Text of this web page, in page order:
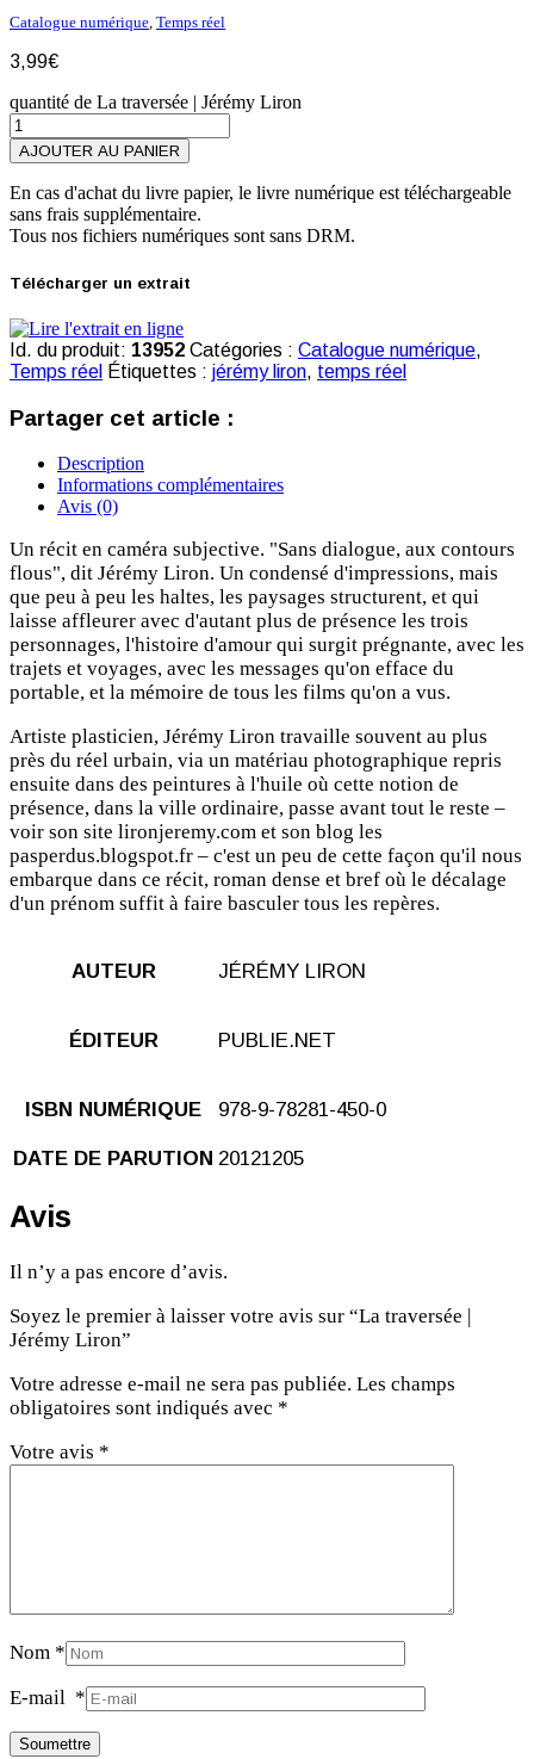
Catalogue numérique, Temps réel
3,99€
quantité de La traversée | Jérémy Liron
AJOUTER AU PANIER
En cas d'achat du livre papier, le livre numérique est téléchargeable
sans frais supplémentaire.
Tous nos fichiers numériques sont sans DRM.
Télécharger un extrait
Id. du produit: 13952 Catégories : Catalogue numérique,
Temps réel Étiquettes : jérémy liron, temps réel
Partager cet article :
Description
Informations complémentaires
Avis (0)
Un récit en caméra subjective. "Sans dialogue, aux contours
flous", dit Jérémy Liron. Un condensé d'impressions, mais
que peu à peu les haltes, les paysages structurent, et qui
laisse affleurer avec d'autant plus de présence les trois
personnages, l'histoire d'amour qui surgit prégnante, avec les
trajets et voyages, avec les messages qu'on efface du
portable, et la mémoire de tous les films qu'on a vus.
Artiste plasticien, Jérémy Liron travaille souvent au plus
près du réel urbain, via un matériau photographique repris
ensuite dans des peintures à l'huile où cette notion de
présence, dans la ville ordinaire, passe avant tout le reste –
voir son site lironjeremy.com et son blog les
pasperdus.blogspot.fr – c'est un peu de cette façon qu'il nous
embarque dans ce récit, roman dense et bref où le décalage
d'un prénom suffit à faire basculer tous les repères.
AUTEUR JÉRÉMY LIRON
ÉDITEUR PUBLIE.NET
ISBN NUMÉRIQUE 978-9-78281-450-0
DATE DE PARUTION 20121205
Avis
Il n’y a pas encore d’avis.
Soyez le premier à laisser votre avis sur “La traversée |
Jérémy Liron”
Votre adresse e-mail ne sera pas publiée. Les champs
obligatoires sont indiqués avec *
Votre avis *
Nom *
E-mail *